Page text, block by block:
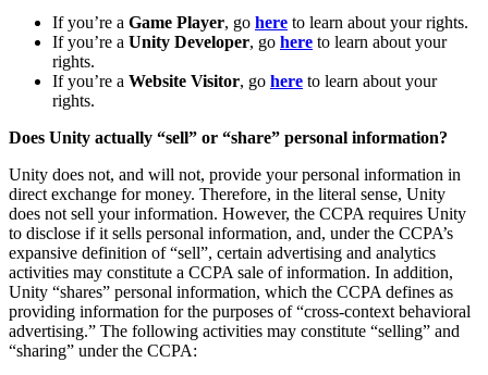
成長
詳しく見る
発見され、モバイルユーザーを獲得する
アプリ内課金
ストアとD2C全体でIAPを管理
収益化
プレイヤーを適切なゲームに接続する
Unity で宣伝
Unity で収益化
活用事例
モバイルゲーム
Unity でモバイル向けヒット作を制作して成長させる
店内体験をオンライン体験に変換する
自動車
イノベーションと車内体験を促進する
すべての業界を見る
実際の成功事例
ベストプラクティスガイド
専門家のヒントとコツ
デモ、サンプル、ビルディングブロック
すべてのリソース
新機能
ブログ
更新情報、情報、技術的ヒント
お知らせ
ニュース、ストーリー、プレスセンター
世界中のUnityクリエイターを祝う
教育
学生向け
キャリアをスタートさせる
教育者向け
教育を大幅に強化
教育機関向けライセンス
Unityの力をあなたの機関に持ち込む
認定教材
Unityのマスタリーを証明する
If you’re a Game Player, go here to learn about your rights.
If you’re a Unity Developer, go here to learn about your
rights.
If you’re a Website Visitor, go here to learn about your
rights.
Does Unity actually “sell” or “share” personal information?
Unity does not, and will not, provide your personal information in
direct exchange for money. Therefore, in the literal sense, Unity
does not sell your information. However, the CCPA requires Unity
to disclose if it sells personal information, and, under the CCPA’s
expansive definition of “sell”, certain advertising and analytics
activities may constitute a CCPA sale of information. In addition,
Unity “shares” personal information, which the CCPA defines as
providing information for the purposes of “cross-context behavioral
advertising.” The following activities may constitute “selling” and
“sharing” under the CCPA: